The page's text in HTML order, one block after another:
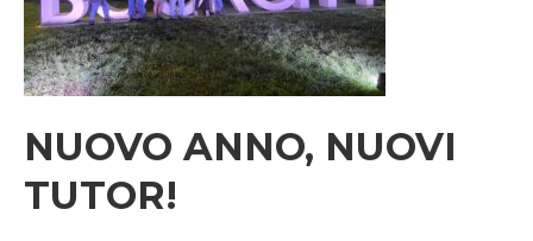
NUOVO ANNO, NUOVI
TUTOR!